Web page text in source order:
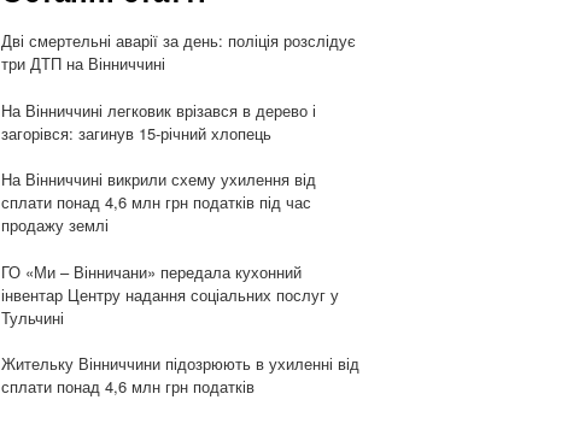
Дві смертельні аварії за день: поліція розслідує
три ДТП на Вінниччині
На Вінниччині легковик врізався в дерево і
загорівся: загинув 15-річний хлопець
На Вінниччині викрили схему ухилення від
сплати понад 4,6 млн грн податків під час
продажу землі
ГО «Ми – Вінничани» передала кухонний
інвентар Центру надання соціальних послуг у
Тульчині
Жительку Вінниччини підозрюють в ухиленні від
сплати понад 4,6 млн грн податків